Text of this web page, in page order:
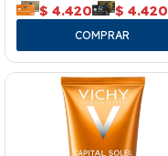
$ 4.420 $ 4.420